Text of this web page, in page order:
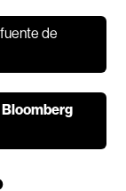
de
Bloomberg